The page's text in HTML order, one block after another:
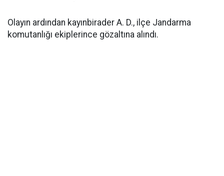
Olayın ardından kayınbirader A. D., ilçe Jandarma
komutanlığı ekiplerince gözaltına alındı.